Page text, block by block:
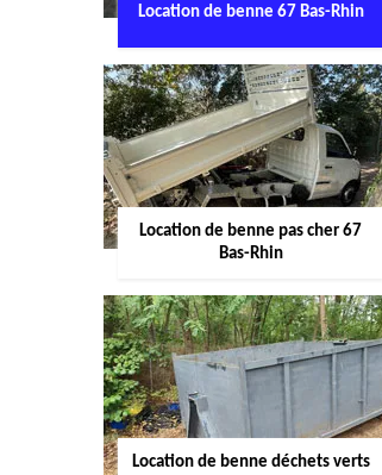
Location de benne 67 Bas-Rhin
Location de benne pas cher 67
Bas-Rhin
Location de benne déchets verts